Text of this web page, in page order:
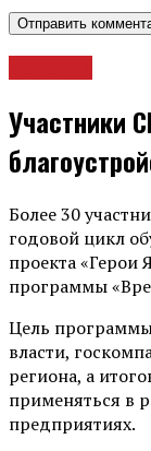
Участники
Более 30
годовой цикл
проекта «Герои
программы
Цель
власти,
региона, а
применяться в
предприятиях.